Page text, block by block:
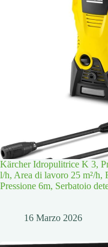
Kärcher Idropulitrice K 3,
l/h, Area di lavoro 25 m²/h,
Pressione 6m, Serbatoio
16 Marzo 2026